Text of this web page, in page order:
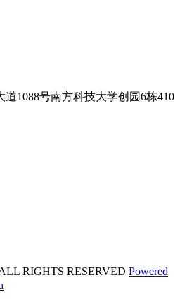
1088号南方科技大学创园6栋410
RIGHTS RESERVED Powered